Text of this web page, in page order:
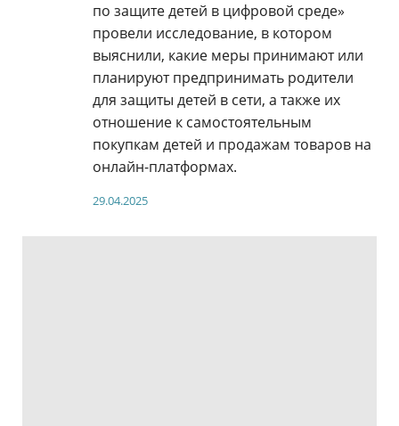
по защите детей в цифровой среде»
провели исследование, в котором
выяснили, какие меры принимают или
планируют предпринимать родители
для защиты детей в сети, а также их
отношение к самостоятельным
покупкам детей и продажам товаров на
онлайн-платформах.
29.04.2025